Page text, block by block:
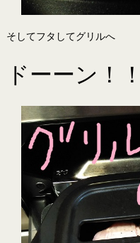
そしてフタしてグリルへ
ドーーン！！